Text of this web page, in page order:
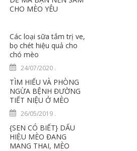
CHO MÈO YÊU
Các loại sữa tắm trị ve,
bọ chét hiệu quả cho
chó mèo
24/07/2020 .
TÌM HIỂU VÀ PHÒNG
NGỪA BỆNH ĐƯỜNG
TIẾT NIỆU Ở MÈO
26/05/2019 .
{SEN CÓ BIẾT} DẤU
HIỆU MÈO ĐANG
MANG THAI, MÈO